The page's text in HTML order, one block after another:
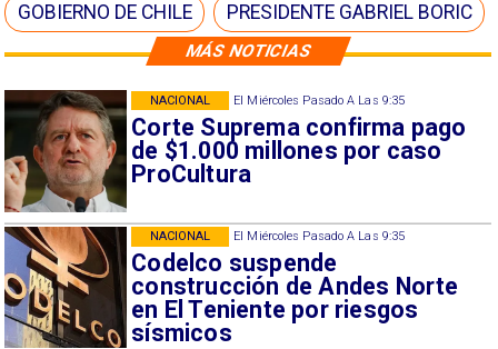
MÁS NOTICIAS
El Miércoles Pasado A Las 9:35
Corte Suprema confirma pago
de $1.000 millones por caso
ProCultura
NACIONAL
El Miércoles Pasado A Las 9:35
Codelco suspende
construcción de Andes Norte
en El Teniente por riesgos
sísmicos
NACIONAL
GOBIERNO DE CHILE
PRESIDENTE GABRIEL BORIC